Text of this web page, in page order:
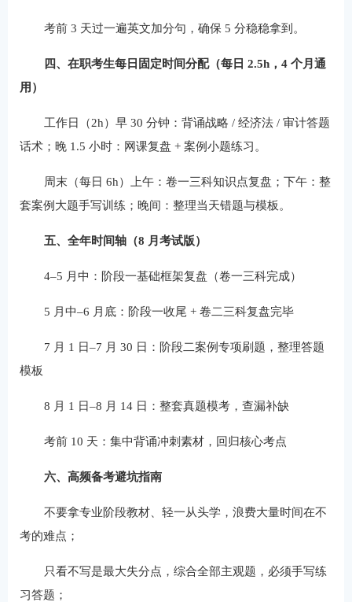
考前 3 天过一遍英文加分句，确保 5 分稳稳拿到。
四、在职考生每日固定时间分配（每日 2.5h，4 个月通
用）
工作日（2h）早 30 分钟：背诵战略 / 经济法 / 审计答题
话术；晚 1.5 小时：网课复盘 + 案例小题练习。
周末（每日 6h）上午：卷一三科知识点复盘；下午：整
套案例大题手写训练；晚间：整理当天错题与模板。
五、全年时间轴（8 月考试版）
4–5 月中：阶段一基础框架复盘（卷一三科完成）
5 月中–6 月底：阶段一收尾 + 卷二三科复盘完毕
7 月 1 日–7 月 30 日：阶段二案例专项刷题，整理答题
模板
8 月 1 日–8 月 14 日：整套真题模考，查漏补缺
考前 10 天：集中背诵冲刺素材，回归核心考点
六、高频备考避坑指南
不要拿专业阶段教材、轻一从头学，浪费大量时间在不
考的难点；
只看不写是最大失分点，综合全部主观题，必须手写练
习答题；